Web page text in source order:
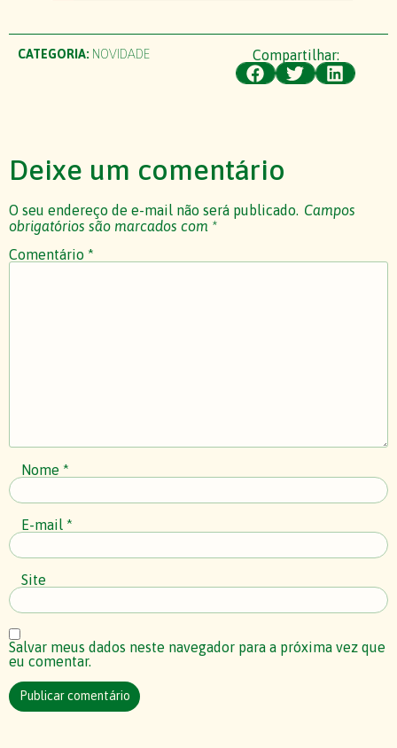
CATEGORIA: NOVIDADE Compartilhar:
Deixe um comentário
O seu endereço de e-mail não será publicado. Campos
obrigatórios são marcados com *
Comentário *
Nome *
E-mail *
Site
Salvar meus dados neste navegador para a próxima vez que
eu comentar.